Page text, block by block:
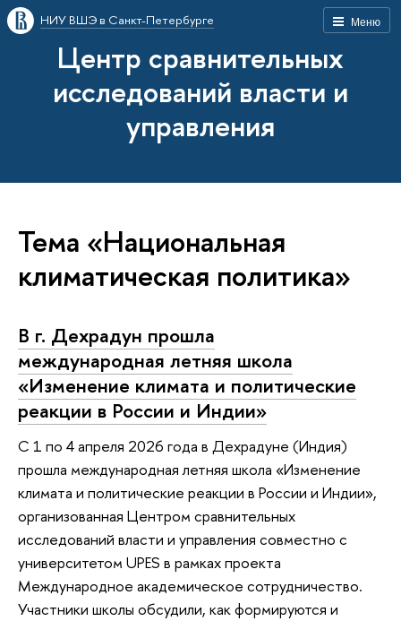
Меню
НИУ ВШЭ в Санкт-Петербурге
Центр сравнительных
исследований власти и
управления
Тема «Национальная
климатическая политика»
В г. Дехрадун прошла
международная летняя школа
«Изменение климата и политические
реакции в России и Индии»
С 1 по 4 апреля 2026 года в Дехрадуне (Индия)
прошла международная летняя школа «Изменение
климата и политические реакции в России и Индии»,
организованная Центром сравнительных
исследований власти и управления совместно с
университетом UPES в рамках проекта
Международное академическое сотрудничество.
Участники школы обсудили, как формируются и